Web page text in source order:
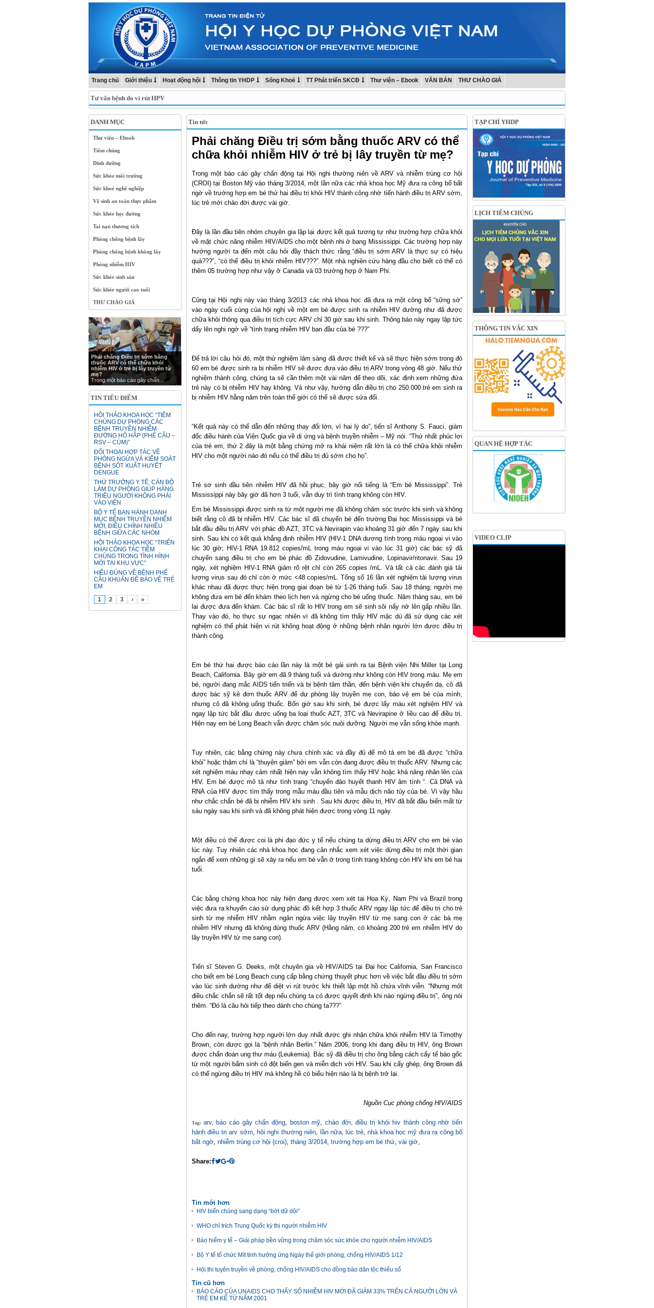
Trang chủ Giới thiệu Hoạt động hội Thông tin YHDP Sống Khoẻ TT Phát triển SKCĐ Thư viện – Ebook VĂN BẢN THƯ CHÀO GIÁ
Tư vấn bệnh do vi rút HPV
DANH MỤC
Thư viện – Ebook
Tiêm chủng
Dinh dưỡng
Sức khỏe môi trường
Sức khoẻ nghề nghiệp
Vệ sinh an toàn thực phẩm
Sức khỏe học đường
Tai nạn thương tích
Phòng chống bệnh lây
Phòng chống bệnh không lây
Phòng nhiễm HIV
Sức khỏe sinh sản
Sức khỏe người cao tuổi
THƯ CHÀO GIÁ
Phải chăng Điều trị sớm bằng
thuốc ARV có thể chữa khỏi
nhiễm HIV ở trẻ bị lây truyền từ
mẹ?
Trong một báo cáo gây chấn...
TIN TIÊU ĐIỂM
HỘI THẢO KHOA HỌC “TIÊM
CHỦNG DỰ PHÒNG CÁC
BỆNH TRUYỀN NHIỄM
ĐƯỜNG HÔ HẤP (PHẾ CẦU –
RSV – CÚM)”
ĐỐI THOẠI HỢP TÁC VỀ
PHÒNG NGỪA VÀ KIỂM SOÁT
BỆNH SỐT XUẤT HUYẾT
DENGUE
THỨ TRƯỞNG Y TẾ: CÁN BỘ
LÀM DỰ PHÒNG GIÚP HÀNG
TRIỆU NGƯỜI KHÔNG PHẢI
VÀO VIỆN
BỘ Y TẾ BAN HÀNH DANH
MỤC BỆNH TRUYỀN NHIỄM
MỚI, ĐIỀU CHỈNH NHIỀU
BỆNH GIỮA CÁC NHÓM
HỘI THẢO KHOA HỌC “TRIỂN
KHAI CÔNG TÁC TIÊM
CHỦNG TRONG TÌNH HÌNH
MỚI TẠI KHU VỰC”
HIỂU ĐÚNG VỀ BỆNH PHẾ
CẦU KHUẨN ĐỂ BẢO VỆ TRẺ
EM
1
2 3 › »
Tin tức
Phải chăng Điều trị sớm bằng thuốc ARV có thể
chữa khỏi nhiễm HIV ở trẻ bị lây truyền từ mẹ?
Trong một báo cáo gây chấn động tại Hội nghi thường niên về ARV và nhiễm trùng cơ hội
(CROI) tại Boston Mỹ vào tháng 3/2014, một lần nữa các nhà khoa học Mỹ đưa ra công bố bất
ngờ về trường hợp em bé thứ hai điều trị khỏi HIV thành công nhờ tiến hành điều trị ARV sớm,
lúc trẻ mới chào đời được vài giờ.
Đây là lần đầu tiên nhóm chuyên gia lặp lại được kết quả tương tự như trường hợp chữa khỏi
về mặt chức năng nhiễm HIV/AIDS cho một bệnh nhi ở bang Mississippi. Các trường hợp này
hướng người ta đến một câu hỏi đầy thách thức rằng “điều trị sớm ARV là thực sự có hiệu
quả???”, “có thể điều trị khỏi nhiễm HIV???”. Một nhà nghiên cứu hàng đầu cho biết có thể có
thêm 05 trường hợp như vậy ở Canada và 03 trường hợp ở Nam Phi.
Cũng tại Hội nghị này vào tháng 3/2013 các nhà khoa học đã đưa ra một công bố “sững sờ”
vào ngày cuối cùng của hội nghị về một em bé được sinh ra nhiễm HIV dường như đã được
chữa khỏi thông qua điều trị tích cực ARV chỉ 30 giờ sau khi sinh. Thông báo này ngay lập tức
dấy lên nghi ngờ về “tình trạng nhiễm HIV ban đầu của bé ???”
Để trả lời câu hỏi đó, một thử nghiệm lâm sàng đã được thiết kế và sẽ thực hiện sớm trong đó
60 em bé được sinh ra bị nhiễm HIV sẽ được đưa vào điều trị ARV trong vòng 48 giờ. Nếu thử
nghiệm thành công, chúng ta sẽ cần thêm một vài năm để theo dõi, xác định xem những đứa
trẻ này có bị nhiễm HIV hay không. Và như vậy, hướng dẫn điều trị cho 250.000 trẻ em sinh ra
bị nhiễm HIV hằng năm trên toàn thế giới có thể sẽ được sửa đổi.
“Kết quả này có thể dẫn đến những thay đổi lớn, vì hai lý do”, tiến sĩ Anthony S. Fauci, giám
đốc điều hành của Viện Quốc gia về dị ứng và bệnh truyền nhiễm – Mỹ nói. “Thứ nhất phúc lợi
của trẻ em, thứ 2 đây là một bằng chứng mở ra khái niệm rất lớn là có thể chữa khỏi nhiễm
HIV cho một người nào đó nếu có thể điều trị đủ sớm cho họ”.
Trẻ sơ sinh đầu tiên nhiễm HIV đã hồi phục, bây giờ nổi tiếng là “Em bé Mississippi”. Trẻ
Mississippi này bây giờ đã hơn 3 tuổi, vẫn duy trì tình trạng không còn HIV.
Em bé Mississippi được sinh ra từ một người mẹ đã không chăm sóc trước khi sinh và không
biết rằng cô đã bị nhiễm HIV. Các bác sĩ đã chuyển bé đến trường Đại học Mississippi và bé
bắt đầu điều trị ARV với phác đồ AZT, 3TC và Nevirapin vào khoảng 31 giờ đến 7 ngày sau khi
sinh. Sau khi có kết quả khẳng định nhiễm HIV (HIV-1 DNA dương tính trong máu ngoại vi vào
lúc 30 giờ; HIV-1 RNA 19.812 copies/mL trong máu ngoại vi vào lúc 31 giờ) các bác sỹ đã
chuyển sang điều trị cho em bé phác đồ Zidovudine, Lamivudine, Lopinavir/ritonavir. Sau 19
ngày, xét nghiệm HIV-1 RNA giảm rõ rệt chỉ còn 265 copies /mL. Và tất cả các đánh giá tải
lượng virus sau đó chỉ còn ở mức <48 copies/mL. Tổng số 16 lần xét nghiệm tải lượng virus
khác nhau đã được thực hiện trong giai đoạn bé từ 1-26 tháng tuổi. Sau 18 tháng, người mẹ
không đưa em bé đến khám theo lịch hẹn và ngừng cho bé uống thuốc. Năm tháng sau, em bé
lại được đưa đến khám. Các bác sĩ rất lo HIV trong em sẽ sinh sôi nẩy nở lên gấp nhiều lần.
Thay vào đó, họ thực sự ngạc nhiên vì đã không tìm thấy HIV mặc dù đã sử dụng các xét
nghiệm có thể phát hiện vi rút không hoạt động ở những bệnh nhân người lớn được điều trị
thành công.
Em bé thứ hai được báo cáo lần này là một bé gái sinh ra tại Bệnh viện Nhi Miller tại Long
Beach, California. Bây giờ em đã 9 tháng tuổi và dường như không còn HIV trong máu. Mẹ em
bé, người đang mắc AIDS tiến triển và bị bệnh tâm thần, đến bệnh viện khi chuyển dạ, cô đã
được bác sỹ kê đơn thuốc ARV để dự phòng lây truyền mẹ con, bảo vệ em bé của mình,
nhưng cô đã không uống thuốc. Bốn giờ sau khi sinh, bé được lấy máu xét nghiệm HIV và
ngay lập tức bắt đầu được uống ba loại thuốc AZT, 3TC và Nevirapine ở liều cao để điều trị.
Hiện nay em bé Long Beach vẫn được chăm sóc nuôi dưỡng. Người mẹ vẫn sống khỏe mạnh.
Tuy nhiên, các bằng chứng này chưa chính xác và đầy đủ để mô tả em bé đã được “chữa
khỏi” hoặc thậm chí là “thuyên giảm” bởi em vẫn còn đang được điều trị thuốc ARV. Nhưng các
xét nghiệm máu nhạy cảm nhất hiện nay vẫn không tìm thấy HIV hoặc khả năng nhân lên của
HIV. Em bé được mô tả như tình trạng “chuyển đảo huyết thanh HIV âm tính “. Cả DNA và
RNA của HIV được tìm thấy trong mẫu máu đầu tiên và mẫu dịch não tủy của bé. Vì vậy hầu
như chắc chắn bé đã bị nhiễm HIV khi sinh . Sau khi được điều trị, HIV đã bắt đầu biến mất từ
sáu ngày sau khi sinh và đã không phát hiện được trong vòng 11 ngày.
Một điều có thể được coi là phi đạo đức y tế nếu chúng ta dừng điều trị ARV cho em bé vào
lúc này. Tuy nhiên các nhà khoa học đang cân nhắc xem xét việc dừng điều trị một thời gian
ngắn để xem những gì sẽ xảy ra nếu em bé vẫn ở trong tình trạng không còn HIV khi em bé hai
tuổi.
Các bằng chứng khoa học này hiện đang được xem xét tại Hoa Kỳ, Nam Phi và Brazil trong
việc đưa ra khuyến cáo sử dụng phác đồ kết hợp 3 thuốc ARV ngay lập tức để điều trị cho trẻ
sinh từ mẹ nhiễm HIV nhằm ngăn ngừa việc lây truyền HIV từ mẹ sang con ở các bà mẹ
nhiễm HIV nhưng đã không dùng thuốc ARV (Hằng năm, có khoảng 200 trẻ em nhiễm HIV do
lây truyền HIV từ mẹ sang con).
Tiến sĩ Steven G. Deeks, một chuyên gia về HIV/AIDS tại Đại học California, San Francisco
cho biết em bé Long Beach cung cấp bằng chứng thuyết phục hơn về việc bắt đầu điều trị sớm
vào lúc sinh dường như để diệt vi rút trước khi thiết lập một hồ chứa vĩnh viễn. “Nhưng một
điều chắc chắn sẽ rất tốt đẹp nếu chúng ta có được quyết định khi nào ngừng điều trị”, ông nói
thêm. “Đó là câu hỏi tiếp theo dành cho chúng ta???”
Cho đến nay, trường hợp người lớn duy nhất được ghi nhận chữa khỏi nhiễm HIV là Timothy
Brown, còn được gọi là “bệnh nhân Berlin.” Năm 2006, trong khi đang điều trị HIV, ông Brown
được chẩn đoán ung thư máu (Leukemia). Bác sỹ đã điều trị cho ông bằng cách cấy tế bào gốc
từ một người bẩm sinh có đột biến gen và miễn dịch với HIV. Sau khi cấy ghép, ông Brown đã
có thể ngừng điều trị HIV mà không hề có biểu hiện nào là bị bệnh trở lại.
Nguồn Cục phòng chống HIV/AIDS
Tag: arv, báo cáo gây chấn động, boston mỹ,chào đời,điều trị khỏi hiv thành công nhờ tiến
hành điều trị arv sớm, hội nghi thường niên, lần nữa, lúc trẻ,nhà khoa học mỹ đưa ra công bố
bất ngờ, nhiễm trùng cơ hội (croi), tháng 3/2014, trường hợp em bé thứ, vài giờ,
Share:
Tin mới hơn
HIV biến chủng sang dạng “bớt dữ dội”
WHO chỉ trích Trung Quốc kỳ thị người nhiễm HIV
Bảo hiểm y tế – Giải pháp bền vững trong chăm sóc sức khỏe cho người nhiễm HIV/AIDS
Bộ Y tế tổ chức Mít tinh hưởng ứng Ngày thế giới phòng, chống HIV/AIDS 1/12
Hội thi tuyên truyền về phòng, chống HIV/AIDS cho đồng bào dân tộc thiểu số
Tin cũ hơn
BÁO CÁO CỦA UNAIDS CHO THẤY SỐ NHIỄM HIV MỚI ĐÃ GIẢM 33% TRÊN CẢ NGƯỜI LỚN VÀ
TRẺ EM KỂ TỪ NĂM 2001
TẠP CHÍ YHDP
LỊCH TIÊM CHỦNG
THÔNG TIN VẮC XIN
QUAN HỆ HỢP TÁC
VIDEO CLIP